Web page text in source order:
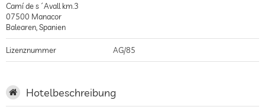
Camí de s´Avall km.3
07500 Manacor
Balearen Spanien
Lizenznummer AG/85
Hotelbeschreibung